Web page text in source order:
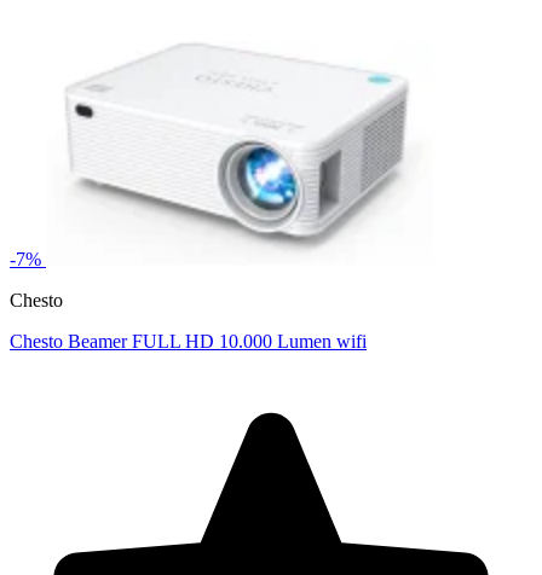
-7%
Chesto
Chesto Beamer FULL HD 10.000 Lumen wifi